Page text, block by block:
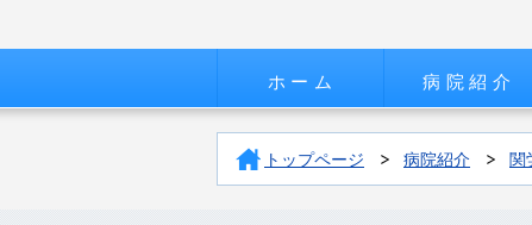
ホーム 病院紹介
トップページ 病院紹介 関